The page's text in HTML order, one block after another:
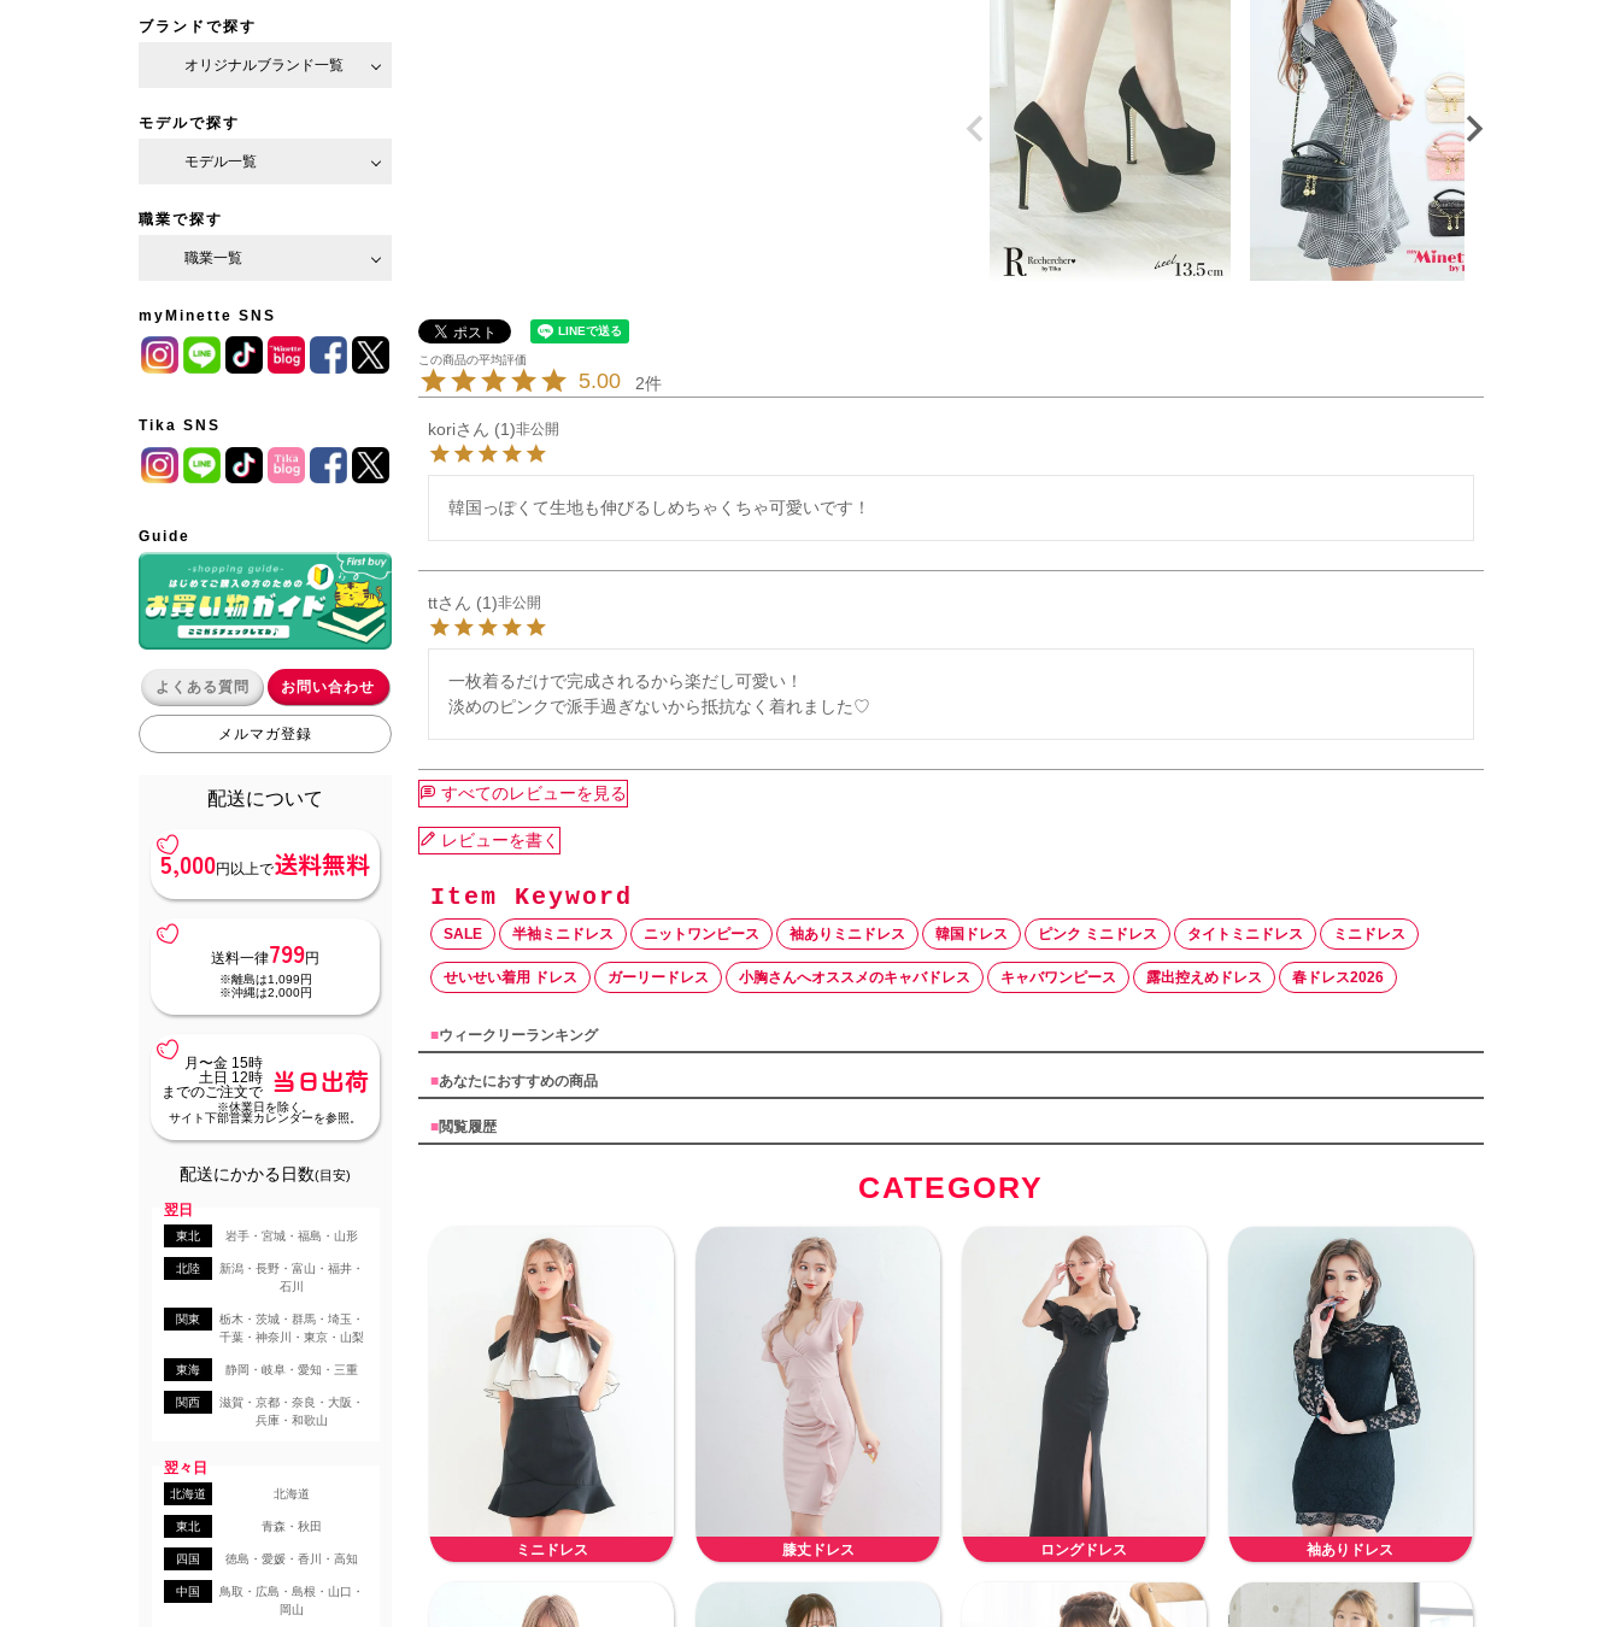
ブランドで探す
オリジナルブランド一覧
モデルで探す
モデル一覧
職業で探す
職業一覧
myMinette SNS
Tika SNS
Guide
よくある質問 お問い合わせ
メルマガ登録
配送について
5,000円以上で送料無料
送料一律799円
※離島は1,099円
※沖縄は2,000円
月〜金 15時
土日 12時
までのご注文で
当日出荷
※休業日を除く。
サイト下部営業カレンダーを参照。
配送にかかる日数(目安)
翌日
東北 岩手・宮城・福島・山形
北陸
新潟・長野・富山・福井・
石川
関東
栃木・茨城・群馬・埼玉・
千葉・神奈川・東京・山梨
東海 静岡・岐阜・愛知・三重
関西
滋賀・京都・奈良・大阪・
兵庫・和歌山
翌々日
北海道 北海道
東北 青森・秋田
四国 徳島・愛媛・香川・高知
中国
鳥取・広島・島根・山口・
岡山
5.00 2
kori 1 非公開
韓国っぽくて生地も伸びるしめちゃくちゃ可愛いです！
tt 1 非公開
一枚着るだけで完成されるから楽だし可愛い！
淡めのピンクで派手過ぎないから抵抗なく着れました♡
すべてのレビューを見る
レビューを書く
SALE 半袖ミニドレス ニットワンピース 袖ありミニドレス 韓国ドレス ピンク ミニドレス タイトミニドレス ミニドレス
せいせい着用 ドレス ガーリードレス 小胸さんへオススメのキャバドレス キャバワンピース 露出控えめドレス 春ドレス2026
■ウィークリーランキング
■あなたにおすすめの商品
■閲覧履歴
CATEGORY
ミニドレス 膝丈ドレス ロングドレス 袖ありドレス